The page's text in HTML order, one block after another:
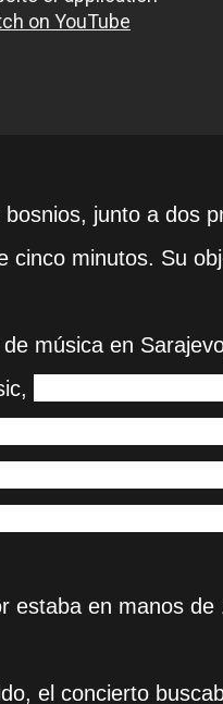
bosnios, junto a dos
cinco minutos. Su
música en
estaba en manos de
el concierto